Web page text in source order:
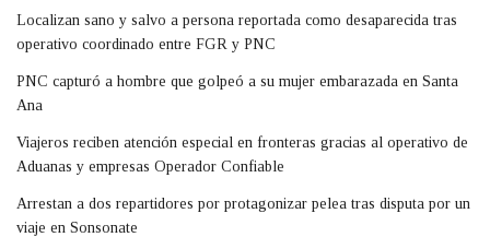
Localizan sano y salvo a persona reportada como desaparecida tras
operativo coordinado entre FGR y PNC
PNC capturó a hombre que golpeó a su mujer embarazada en Santa
Ana
Viajeros reciben atención especial en fronteras gracias al operativo de
Aduanas y empresas Operador Confiable
Arrestan a dos repartidores por protagonizar pelea tras disputa por un
viaje en Sonsonate